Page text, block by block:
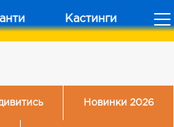
Кастинги
Новинки 2026